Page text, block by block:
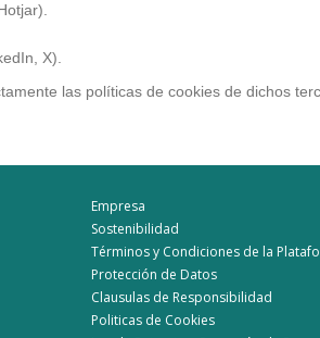
X).
las políticas de cookies de dichos
Empresa
Sostenibilidad
Términos y Condiciones de la
Protección de Datos
Clausulas de Responsibilidad
Politicas de Cookies